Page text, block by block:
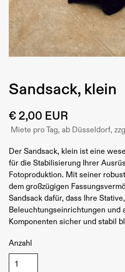
Sandsack, klein
€ 2,00 EUR
Miete pro Tag, ab Düsseldorf,
Der Sandsack, klein ist eine
für die Stabilisierung Ihrer
Fotoproduktion. Mit seiner
dem großzügigen
Sandsack dafür, dass Ihre Stative,
Beleuchtungseinrichtungen und
Komponenten sicher und stabil
Anzahl